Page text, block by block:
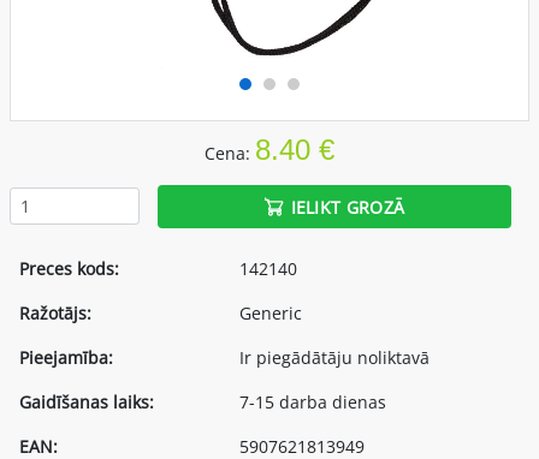
Cena: 8.40 €
IELIKT GROZĀ
Preces kods:
142140
Ražotājs:
Generic
Pieejamība:
Ir piegādātāju noliktavā
Gaidīšanas laiks:
7-15 darba dienas
EAN:
5907621813949